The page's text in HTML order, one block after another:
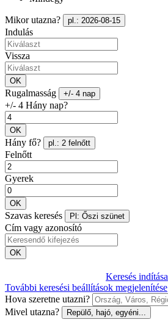
Mikor utazna? pl.: 2026-08-15
Indulás
Vissza
OK
Rugalmasság +/- 4 nap
+/- 4 Hány nap?
OK
Hány fő? pl.: 2 felnőtt
Felnőtt
Gyerek
OK
Szavas keresés Pl: Őszi szünet
Cím vagy azonosító
OK
Keresés indítása
További keresési beállítások megjelenítése
Hova szeretne utazni?
Mivel utazna?
Repülő, hajó, egyéni...